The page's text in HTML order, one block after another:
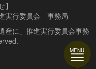
】
実行委員会 事務局
産に」推進実行委員会事務